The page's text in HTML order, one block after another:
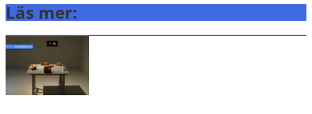
Läs mer: